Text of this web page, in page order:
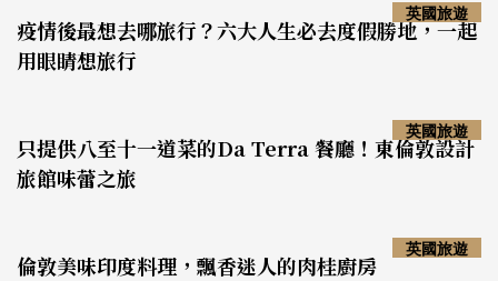
疫情後最想去哪旅行？六大人生必去度假勝地，一起
用眼睛想旅行
英國旅遊
只提供八至十一道菜的Da Terra 餐廳！東倫敦設計
旅館味蕾之旅
英國旅遊
倫敦美味印度料理，飄香迷人的肉桂廚房
英國旅遊